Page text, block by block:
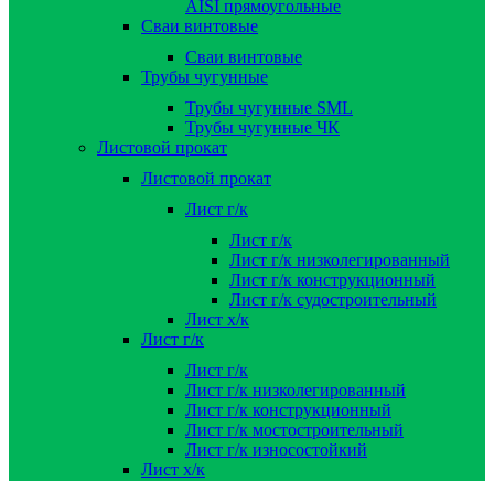
AISI прямоугольные
Сваи винтовые
Сваи винтовые
Трубы чугунные
Трубы чугунные SML
Трубы чугунные ЧК
Листовой прокат
Листовой прокат
Лист г/к
Лист г/к
Лист г/к низколегированный
Лист г/к конструкционный
Лист г/к судостроительный
Лист х/к
Лист г/к
Лист г/к
Лист г/к низколегированный
Лист г/к конструкционный
Лист г/к мостостроительный
Лист г/к износостойкий
Лист х/к